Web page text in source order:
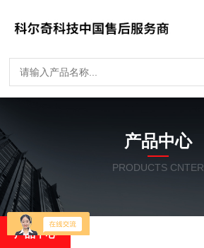
产品中心
PRODUCTS CNTER
产品中心